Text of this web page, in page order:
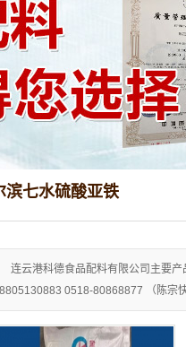
滨七水硫酸亚铁
连云港科德食品配料有限公司主要
0518-80868877 （陈宗快